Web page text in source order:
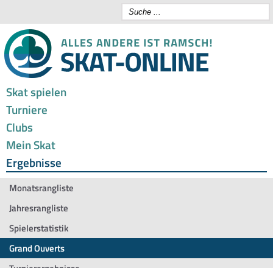
Skat spielen
Turniere
Clubs
Mein Skat
Ergebnisse
Monatsrangliste
Jahresrangliste
Spielerstatistik
Grand Ouverts